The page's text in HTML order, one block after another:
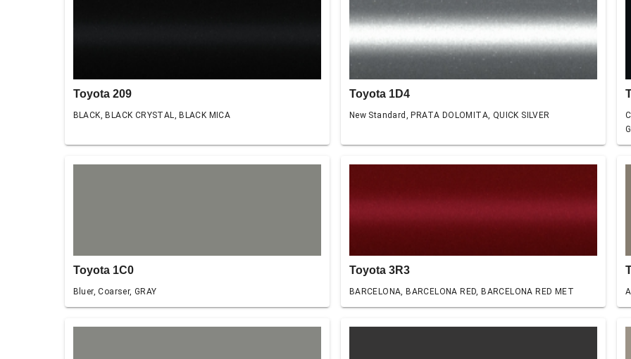
Toyota 209
BLACK, BLACK CRYSTAL, BLACK MICA
Toyota 1D4
New Standard, PRATA DOLOMITA, QUICK SILVER
Toyota 1C0
Bluer, Coarser, GRAY
Toyota 3R3
BARCELONA, BARCELONA RED, BARCELONA RED MET